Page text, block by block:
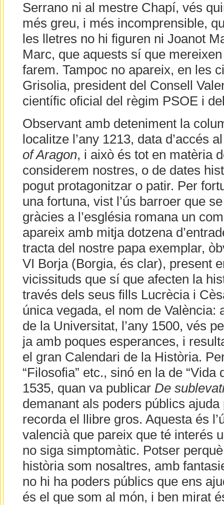
Serrano ni al mestre Chapí, vés
més greu, i més incomprensible,
les lletres no hi figuren ni Joanot
Marc, que aquests sí que
farem. Tampoc no apareix, en les
Grisolia, president del Consell
científic oficial del règim PSOE i
Observant amb deteniment la
localitze l’any 1213, data d’accés
of Aragon, i això és tot en matèria
considerem nostres, o de dates
pogut protagonitzar o patir. Per
una fortuna, vist l’ús barroer que se
gràcies a l’església romana un
apareix amb mitja dotzena
tracta del nostre papa exemplar,
VI Borja (Borgia, és clar), present
vicissituds que sí que afecten la
través dels seus fills Lucrècia i
única vegada, el nom de València:
de la Universitat, l’any 1500, vés
ja amb poques esperances, i
el gran Calendari de la Història.
“Filosofia” etc., sinó en la de “Vida
1535, quan va publicar De
demanant als poders públics
recorda el llibre gros. Aquesta és
valencià que pareix que té interés
no siga simptomàtic. Potser
història som nosaltres, amb
no hi ha poders públics que ens
és el que som al món, i ben mirat